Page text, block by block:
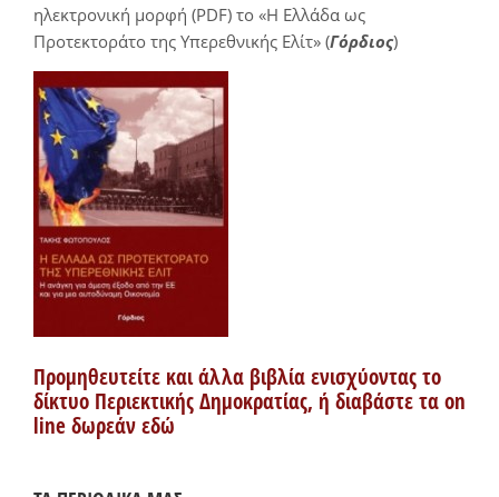
ηλεκτρονική μορφή (PDF) το «Η Ελλάδα ως
Προτεκτοράτο της Υπερεθνικής Ελίτ» (Γόρδιος)
Προμηθευτείτε και άλλα βιβλία ενισχύοντας το
δίκτυο Περιεκτικής Δημοκρατίας, ή διαβάστε τα on
line δωρεάν εδώ